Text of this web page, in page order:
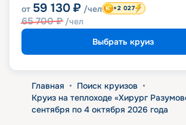
от 59 130 ₽ /чел
65 700₽ /чел
+2 027
Выбрать круиз
Главная • Поиск круизов •
Круиз на теплоходе «Хирург
сентября по 4 октября 2026 года